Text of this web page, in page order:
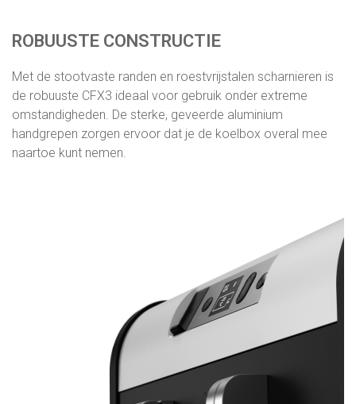
ROBUUSTE CONSTRUCTIE
Met de stootvaste randen en roestvrijstalen scharnieren is
de robuuste CFX3 ideaal voor gebruik onder extreme
omstandigheden. De sterke, geveerde aluminium
handgrepen zorgen ervoor dat je de koelbox overal mee
naartoe kunt nemen.